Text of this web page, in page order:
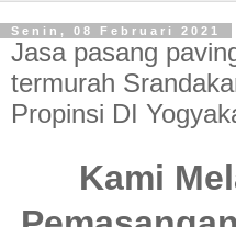
Senin, 08 Februari 2021
Jasa pasang
termurah
Propinsi DI
Kami